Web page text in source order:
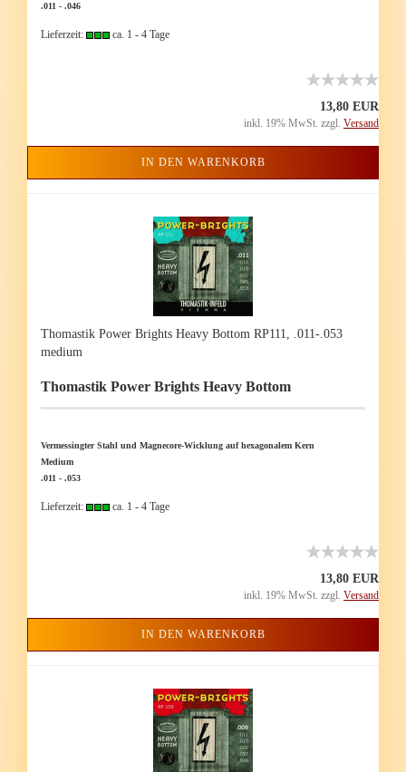
.011 - .046
Lieferzeit: ca. 1 - 4 Tage
13,80 EUR
inkl. 19% MwSt. zzgl. Versand
IN DEN WARENKORB
Tho­mas­tik Power Brights Heavy Bot­tom RP111, .011-.053
me­di­um
Tho­mas­tik Power Brights Heavy Bot­tom
Ver­mes­sing­ter Stahl und Magnecore-​Wicklung auf he­xa­go­na­lem Kern
Me­di­um
.011 - .053
Lieferzeit: ca. 1 - 4 Tage
13,80 EUR
inkl. 19% MwSt. zzgl. Versand
IN DEN WARENKORB